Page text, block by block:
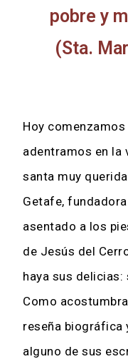
pobre y
(Sta.
Hoy
adentramos en la
santa muy
Getafe,
asentado a los
de Jesús del
haya sus delicias:
Como
reseña biográfica
alguno de sus